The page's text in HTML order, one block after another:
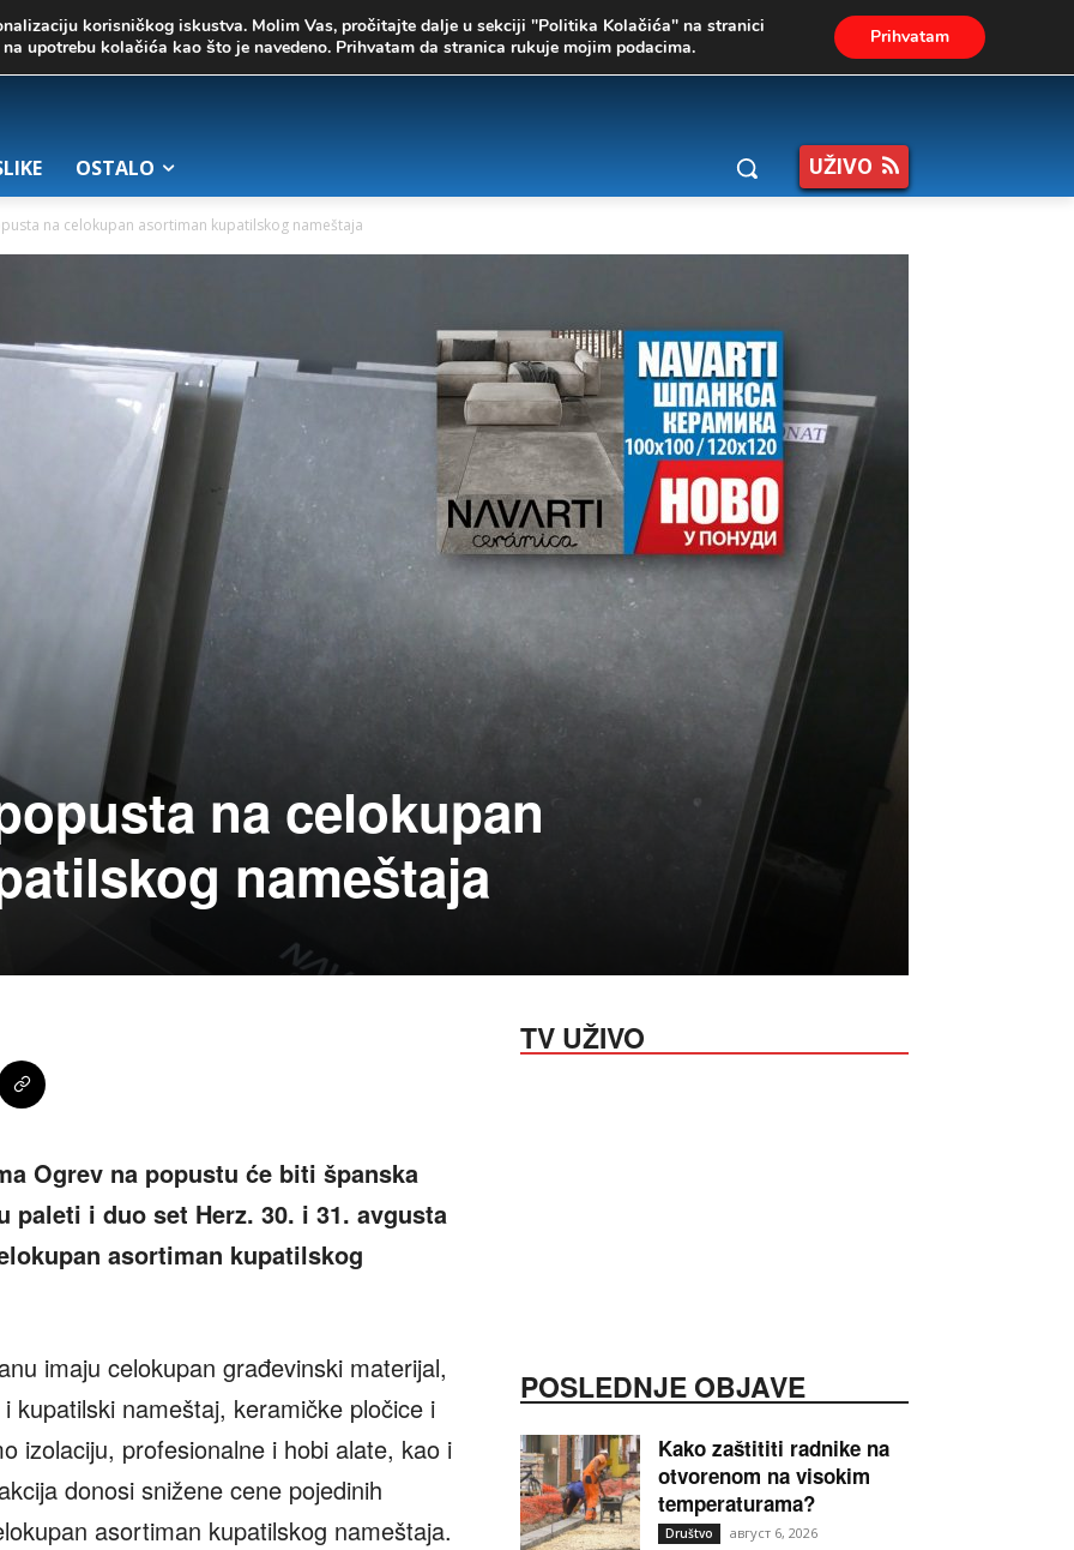
OSTALO UŽIVO
na celokupan asortiman kupatilskog nameštaja
na celokupan
nameštaja
Ogrev na popustu će biti španska
i duo set Herz. 30. i 31. avgusta
asortiman kupatilskog
imaju celokupan građevinski materijal,
kupatilski nameštaj, keramičke pločice i
izolaciju, profesionalne i hobi alate, kao i
donosi snižene cene pojedinih
asortiman kupatilskog nameštaja.
TV UŽIVO
POSLEDNJE OBJAVE
Kako zaštititi radnike na
otvorenom na visokim
temperaturama?
Društvo август 6, 2026
korisničkog iskustva. Molim Vas, pročitajte dalje u sekciji "Politika Kolačića" na stranici
upotrebu kolačića kao što je navedeno. Prihvatam da stranica rukuje mojim podacima. Prihvatam